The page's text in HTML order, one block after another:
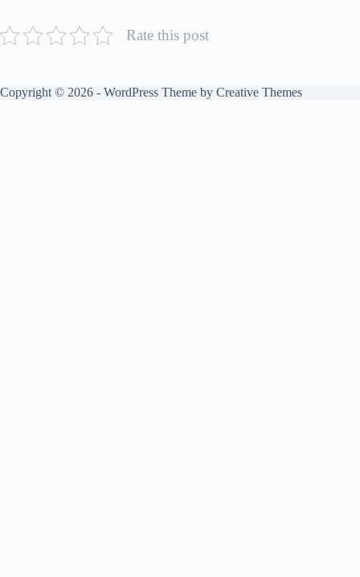
Rate this post
Copyright © 2026 - WordPress Theme by Creative Themes